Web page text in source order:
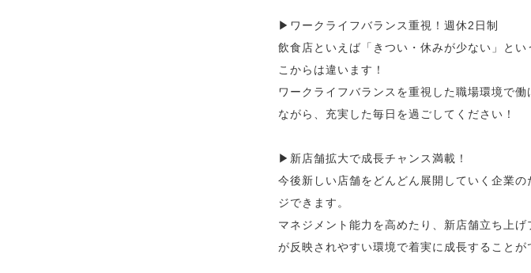
▶︎ワークライフバランス重視！週休2日制
飲食店といえば「きつい・休みが少ない」と
こからは違います！
ワークライフバランスを重視した職場環境で
ながら、充実した毎日を過ごしてください！
▶︎新店舗拡大で成長チャンス満載！
今後新しい店舗をどんどん展開していく企業
ジできます。
マネジメント能力を高めたり、新店舗立ち上
が反映されやすい環境で着実に成長することが